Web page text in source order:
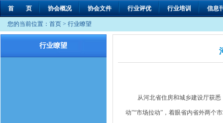
首 页 协会概况 协会文件 行业评优 行业培训 信息
您的当前位置： 首页 > 行业瞭望
行业瞭望
从河北省住房和城乡建设厅获悉
动”“市场拉动”，着眼省内省外两个